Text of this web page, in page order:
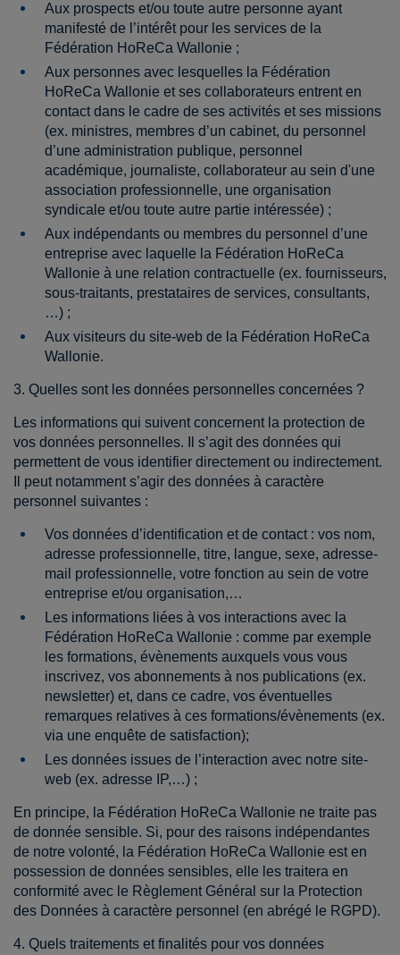
Aux prospects et/ou toute autre personne ayant
manifesté de l’intérêt pour les services de la
Fédération HoReCa Wallonie ;
Aux personnes avec lesquelles la Fédération
HoReCa Wallonie et ses collaborateurs entrent en
contact dans le cadre de ses activités et ses missions
(ex. ministres, membres d’un cabinet, du personnel
d’une administration publique, personnel
académique, journaliste, collaborateur au sein d'une
association professionnelle, une organisation
syndicale et/ou toute autre partie intéressée) ;
Aux indépendants ou membres du personnel d’une
entreprise avec laquelle la Fédération HoReCa
Wallonie à une relation contractuelle (ex. fournisseurs,
sous-traitants, prestataires de services, consultants,
…) ;
Aux visiteurs du site-web de la Fédération HoReCa
Wallonie.
3. Quelles sont les données personnelles concernées ?
Les informations qui suivent concernent la protection de
vos données personnelles. Il s’agit des données qui
permettent de vous identifier directement ou indirectement.
Il peut notamment s’agir des données à caractère
personnel suivantes :
Vos données d’identification et de contact : vos nom,
adresse professionnelle, titre, langue, sexe, adresse-
mail professionnelle, votre fonction au sein de votre
entreprise et/ou organisation,…
Les informations liées à vos interactions avec la
Fédération HoReCa Wallonie : comme par exemple
les formations, évènements auxquels vous vous
inscrivez, vos abonnements à nos publications (ex.
newsletter) et, dans ce cadre, vos éventuelles
remarques relatives à ces formations/évènements (ex.
via une enquête de satisfaction);
Les données issues de l’interaction avec notre site-
web (ex. adresse IP,…) ;
En principe, la Fédération HoReCa Wallonie ne traite pas
de donnée sensible. Si, pour des raisons indépendantes
de notre volonté, la Fédération HoReCa Wallonie est en
possession de données sensibles, elle les traitera en
conformité avec le Règlement Général sur la Protection
des Données à caractère personnel (en abrégé le RGPD).
4. Quels traitements et finalités pour vos données